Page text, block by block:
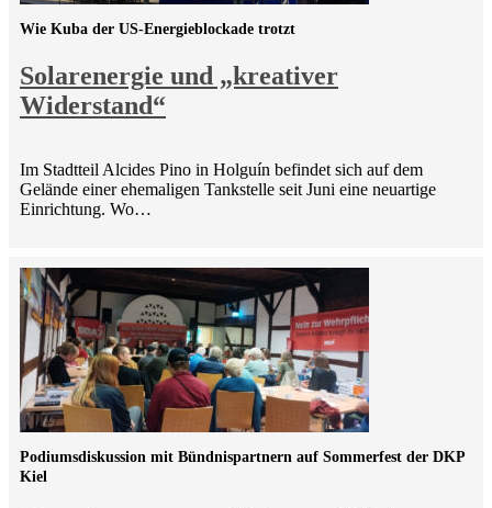
Solarenergie und „kreativer
Widerstand“
Wie Kuba der US-Energieblockade trotzt
Im Stadtteil Alcides Pino in Holguín befindet sich auf dem
Gelände einer ehemaligen Tankstelle seit Juni eine neuartige
Einrichtung. Wo…
Podiumsdiskussion mit Bündnispartnern auf Sommerfest der DKP
Kiel